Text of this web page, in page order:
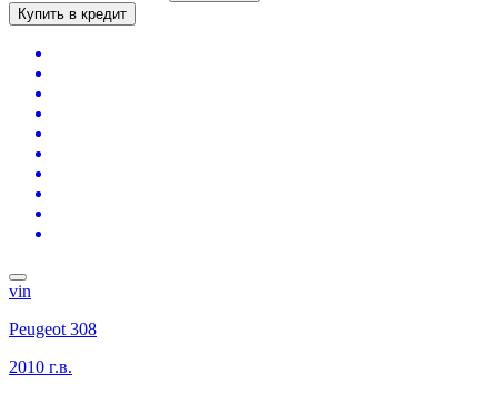
Купить в кредит
vin
Peugeot 308
2010 г.в.